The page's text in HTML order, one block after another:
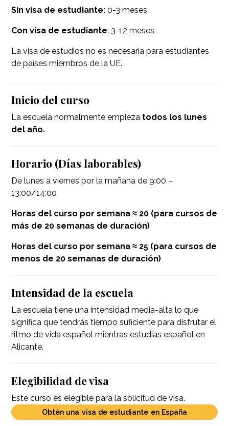
Sin visa de estudiante: 0-3 meses
Con visa de estudiante: 3-12 meses
La visa de estudios no es necesaria para estudiantes
de países miembros de la UE.
Inicio del curso
La escuela normalmente empieza todos los lunes
del año.
Horario (Días laborables)
De lunes a viernes por la mañana de 9:00 –
13:00/14:00
Horas del curso por semana ≈ 20 (para cursos de
más de 20 semanas de duración)
Horas del curso por semana ≈ 25 (para cursos de
menos de 20 semanas de duración)
Intensidad de la escuela
La escuela tiene una intensidad media-alta lo que
significa que tendrás tiempo suficiente para disfrutar el
ritmo de vida español mientras estudias español en
Alicante.
Elegibilidad de visa
Este curso es elegible para la solicitud de visa.
Obtén una visa de estudiante en España